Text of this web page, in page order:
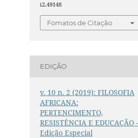
i2.49148
Fomatos de Citação
EDIÇÃO
v. 10 n. 2 (2019): FILOSOFIA
AFRICANA:
PERTENCIMENTO,
RESISTÊNCIA E EDUCAÇÃO
Edição Especial